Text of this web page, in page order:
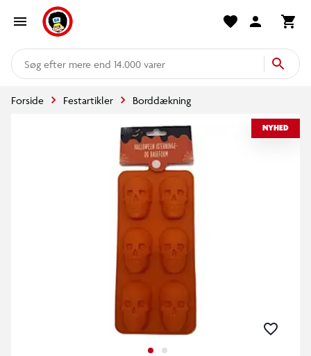
mere end 14.000 varer
Forside Festartikler Borddækning
NYHED